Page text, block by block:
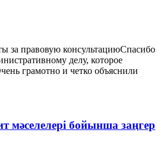
за правовую консультациюСпасибо
делу, которое
грамотно и четко объяснили
мәселелері бойынша заңгер